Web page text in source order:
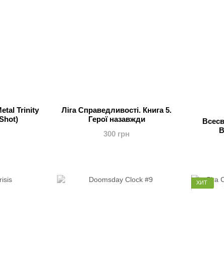
Trinity
Ліга Справедливості. Книга 5.
Герої назавжди
300 грн
ХИТ